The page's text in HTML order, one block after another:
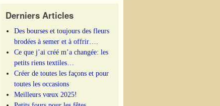
Derniers Articles
Des bourses et toujours des fleurs
brodées à semer et à offrir….
Ce que j’ai créé m’a changée: les
petits riens textiles…
Créer de toutes les façons et pour
toutes les occasions
Meilleurs vœux 2025!